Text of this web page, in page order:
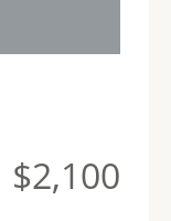
$2,100